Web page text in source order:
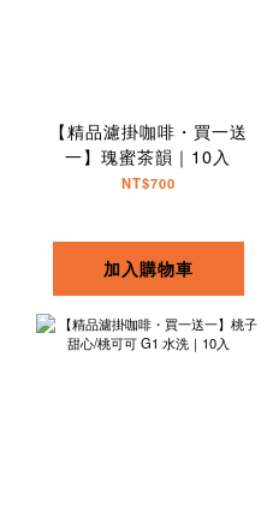
【精品濾掛咖啡・買一送
一】瑰蜜茶韻｜10入
NT$700
加入購物車